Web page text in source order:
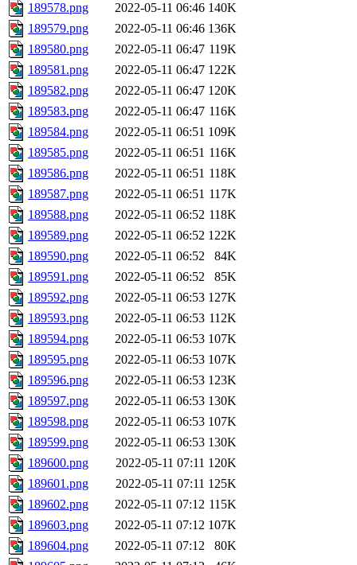
189578.png
2022-05-11 06:46 140K
189579.png
2022-05-11 06:46 136K
189580.png
2022-05-11 06:47 119K
189581.png
2022-05-11 06:47 122K
189582.png
2022-05-11 06:47 120K
189583.png
2022-05-11 06:47 116K
189584.png
2022-05-11 06:51 109K
189585.png
2022-05-11 06:51 116K
189586.png
2022-05-11 06:51 118K
189587.png
2022-05-11 06:51 117K
189588.png
2022-05-11 06:52 118K
189589.png
2022-05-11 06:52 122K
189590.png
2022-05-11 06:52
84K
189591.png
2022-05-11 06:52
85K
189592.png
2022-05-11 06:53 127K
189593.png
2022-05-11 06:53 112K
189594.png
2022-05-11 06:53 107K
189595.png
2022-05-11 06:53 107K
189596.png
2022-05-11 06:53 123K
189597.png
2022-05-11 06:53 130K
189598.png
2022-05-11 06:53 107K
189599.png
2022-05-11 06:53 130K
189600.png
2022-05-11 07:11 120K
189601.png
2022-05-11 07:11 125K
189602.png
2022-05-11 07:12 115K
189603.png
2022-05-11 07:12 107K
189604.png
2022-05-11 07:12
80K